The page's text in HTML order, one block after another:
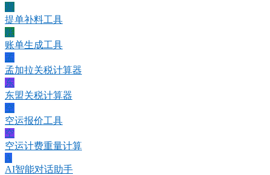
提
提单补料工具
账
账单生成工具
孟
孟加拉关税计算器
东
东盟关税计算器
空
空运报价工具
空
空运计费重量计算
A
AI智能对话助手